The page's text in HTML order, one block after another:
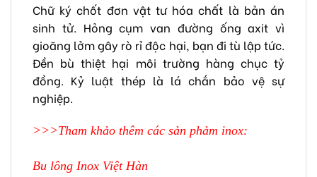
Chữ ký chốt đơn vật tư hóa chất là bản án
sinh tử. Hỏng cụm van đường ống axit vì
gioăng lởm gây rò rỉ độc hại, bạn đi tù lập tức.
Đền bù thiệt hại môi trường hàng chục tỷ
đồng. Kỷ luật thép là lá chắn bảo vệ sự
nghiệp.
>>>Tham khảo thêm các sản phảm inox:
Bu lông Inox Việt Hàn